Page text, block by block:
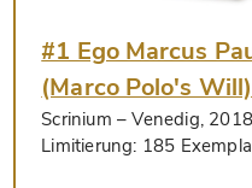
#1 Ego Marcus
(Marco Polo's Will)
Scrinium – Venedig, 2018
Limitierung: 185